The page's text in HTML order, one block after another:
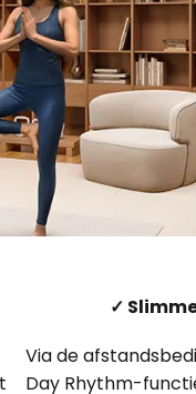
✓
Via de
Day Rhythm-